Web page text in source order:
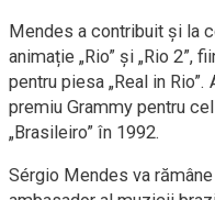
Mendes a contribuit și la
animație „Rio” și „Rio 2”,
pentru piesa „Real in
premiu Grammy pentru
„Brasileiro” în 1992.
Sérgio Mendes va